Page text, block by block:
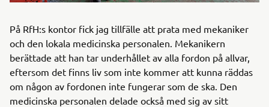
På RfH:s kontor fick jag tillfälle att prata med mekaniker
och den lokala medicinska personalen. Mekanikern
berättade att han tar underhållet av alla fordon på allvar,
eftersom det finns liv som inte kommer att kunna räddas
om någon av fordonen inte fungerar som de ska. Den
medicinska personalen delade också med sig av sitt